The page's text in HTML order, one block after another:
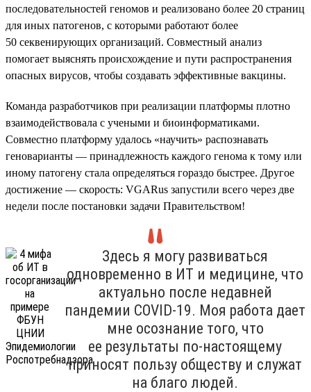
последовательностей геномов и реализовано более 20 страниц
для иных патогенов, с которыми работают более
50 секвенирующих организаций. Совместный анализ
помогает выяснять происхождение и пути распространения
опасных вирусов, чтобы создавать эффективные вакцины.
Команда разработчиков при реализации платформы плотно
взаимодействовала с учеными и биоинформатиками.
Совместно платформу удалось «научить» распознавать
геноварианты — принадлежность каждого генома к тому или
иному патогену стала определяться гораздо быстрее. Другое
достижение — скорость: VGARus запустили всего через две
недели после постановки задачи Правительством!
Здесь я могу развиваться
одновременно в ИТ и медицине, что
актуально после недавней
пандемии COVID-19. Моя работа дает
мне осознание того, что
ее результаты по-настоящему
приносят пользу обществу и служат
на благо людей.